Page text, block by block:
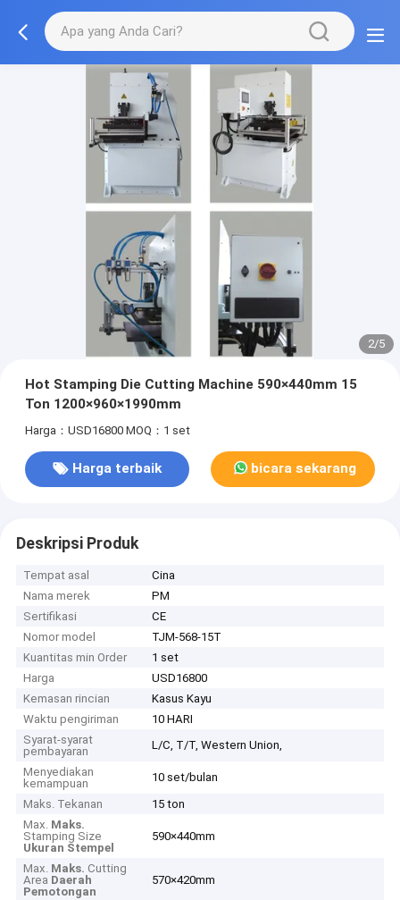
2/5
Hot Stamping Die Cutting Machine 590×440mm 15
Ton 1200×960×1990mm
Harga：USD16800 MOQ：1 set
Harga terbaik bicara sekarang
Deskripsi Produk
Tempat asal
Cina
Nama merek
PM
Sertifikasi
CE
Nomor model
TJM-568-15T
Kuantitas min Order
1 set
Harga
USD16800
Kemasan rincian
Kasus Kayu
Waktu pengiriman
10 HARI
Syarat-syarat
pembayaran
L/C, T/T, Western Union,
Menyediakan
kemampuan
10 set/bulan
Maks. Tekanan
15 ton
Max. Maks.
Stamping Size
Ukuran Stempel
590×440mm
Max. Maks. Cutting
Area Daerah
Pemotongan
570×420mm